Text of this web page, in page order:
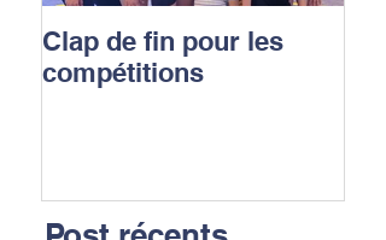
Clap de fin pour les
compétitions